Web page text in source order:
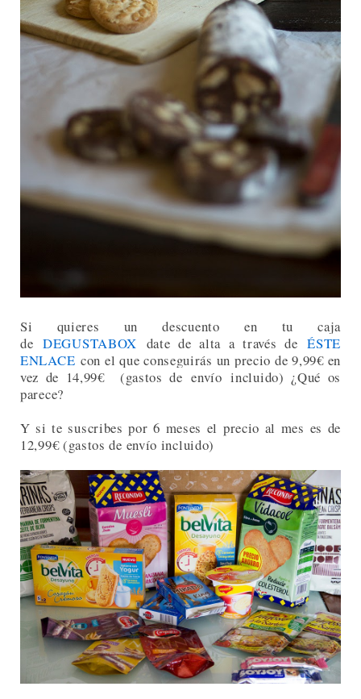
Si quieres un descuento en tu caja
deDEGUSTABOX date de alta a través deÉSTE
ENLACE con el que conseguirás un precio de 9,99€ en
vez de 14,99€ (gastos de envío incluido) ¿Qué os
parece?
Y si te suscribes por 6 meses el precio al mes es de
12,99€ (gastos de envío incluido)